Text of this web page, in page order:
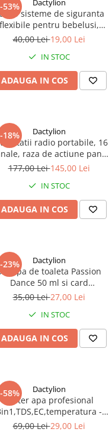
-53% Dactylion
10 sisteme de siguranta
flexibile pentru bebelusi,
blocare usi si sertare - Alb
40,00 Lei19,00 Lei
IN STOC
ADAUGA IN COS
-18% Dactylion
2 statii radio portabile, 16
raza de actiune pana
la 8 km, frecventa 400-470
incarcatoare incluse, negru
177,00 Lei145,00 Lei
IN STOC
ADAUGA IN COS
-23% Dactylion
apa de toaleta Passion
Dance 50 ml si card
Dactylion, de
35,00 Lei27,00 Lei
IN STOC
ADAUGA IN COS
-58% Dactylion
Tester apa profesional
-
Albastru
69,00 Lei29,00 Lei